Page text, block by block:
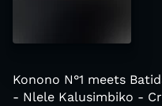
Konono N°1 meets
- Nlele Kalusimbiko -